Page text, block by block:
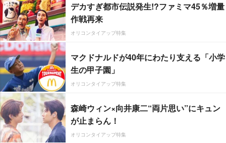
デカすぎ都市伝説発生!?ファミマ45％増量
作戦再来
オリコンタイアップ特集
マクドナルドが40年にわたり支える「小学
生の甲子園」
オリコンタイアップ特集
森崎ウィン×向井康二“両片思い”にキュン
が止まらん！
オリコンタイアップ特集